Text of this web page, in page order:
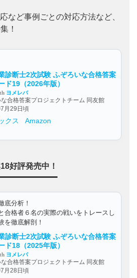
ど事例ごとの対応方法など、
！
診断士2次試験 ふぞろいな合格答案
ド19（2026年版）
ヨメレバ
合格答案プロジェクトチーム 同友館
月29日頃
クス Amazon
好評発売中！
底分析！
合格者６名の実際の戦いをトレースし
を徹底解剖！
診断士2次試験 ふぞろいな合格答案
ド18（2025年版）
ヨメレバ
合格答案プロジェクトチーム 同友館
月28日頃